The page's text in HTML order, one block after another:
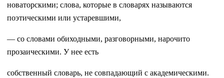
новаторскими; слова, которые в словарях называются
поэтическими или устаревшими,
— со словами обиходными, разговорными, нарочито
прозаическими. У нее есть
собственный словарь, не совпадающий с академическими.